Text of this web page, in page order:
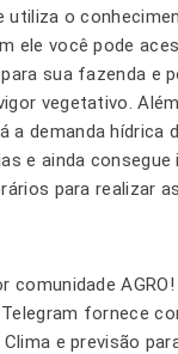
utiliza o
ele você pode
sua fazenda e
vegetativo.
a demanda hídrica
e ainda
para realizar
comunidade
fornece
e previsão